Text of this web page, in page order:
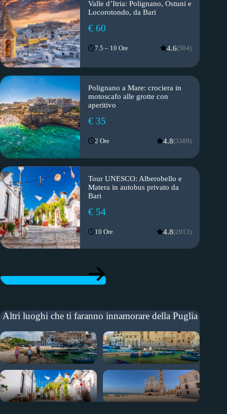
Valle d’Itria: Polignano, Ostuni e
Locorotondo, da Bari
€ 60
7.5 – 10 Ore 4.6(504)
Polignano a Mare: crociera in
motoscafo alle grotte con
aperitivo
€ 35
2 Ore 4.8(3389)
Tour UNESCO: Alberobello e
Matera in autobus privato da
Bari
€ 54
10 Ore 4.8(2913)
ESCURSIONI DA BARI
Altri luoghi che ti faranno innamorare della Puglia
Polignano Monopoli
Alberobello Trani